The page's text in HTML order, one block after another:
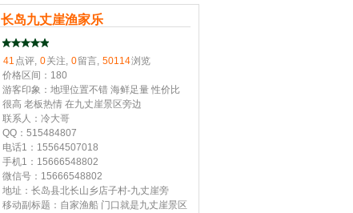
长岛九丈崖渔家乐
41 点评, 0关注, 0留言, 50114浏览
价格区间：180
游客印象：地理位置不错 海鲜足量 性价比
很高 老板热情 在九丈崖景区旁边
联系人：冷大哥
QQ：515484807
电话1：15564507018
手机1：15666548802
微信号：15666548802
地址：长岛县北长山乡店子村-九丈崖旁
移动副标题：自家渔船 门口就是九丈崖景区